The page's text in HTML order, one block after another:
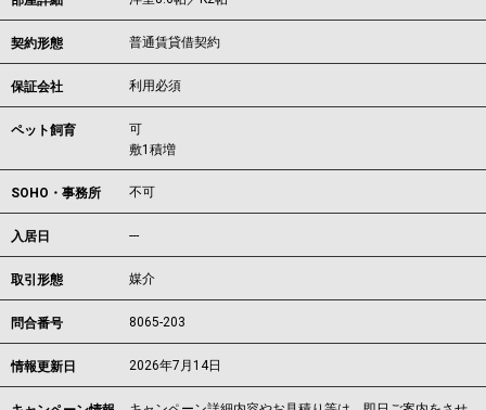
契約形態 普通賃貸借契約
保証会社 利用必須
ペット飼育
可
敷1積増
SOHO・事務所 不可
入居日 ---
取引形態 媒介
問合番号 8065-203
情報更新日 2026年7月14日